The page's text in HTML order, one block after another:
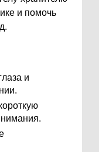
и помочь
и